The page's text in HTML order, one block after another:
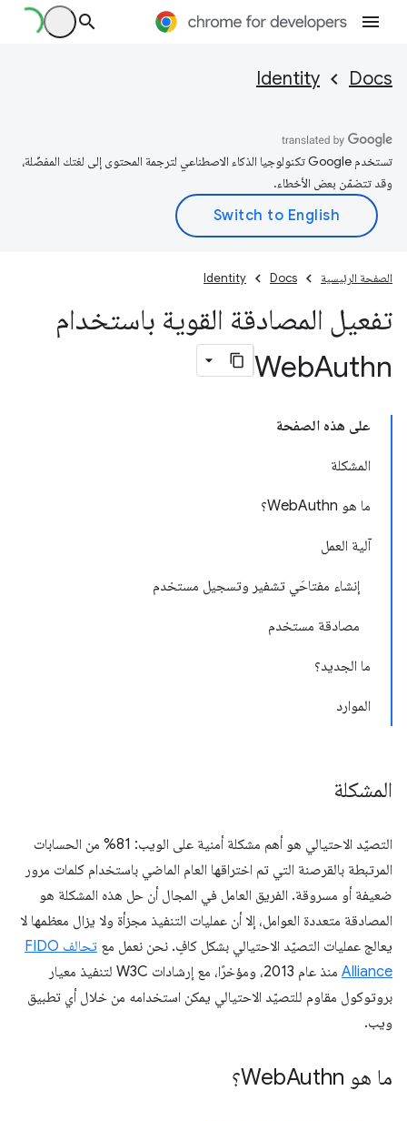
Docs
Identity
تستخدم Google تكنولوجيا الذكاء الاصطناعي لترجمة المحتوى إلى لغتك المفضّلة،
وقد تتضمّن بعض الأخطاء.
الصفحة الرئيسية Docs
Identity
تفعيل المصادقة القوية باستخدام
WebAuthn
على هذه الصفحة
المشكلة
ما هو WebAuthn؟
آلية العمل
إنشاء مفتاحَي تشفير وتسجيل مستخدم
مصادقة مستخدم
ما الجديد؟
الموارد
المشكلة
التصيّد الاحتيالي هو أهم مشكلة أمنية على الويب: 81% من الحسابات
المرتبطة بالقرصنة التي تم اختراقها العام الماضي باستخدام كلمات مرور
ضعيفة أو مسروقة. الفريق العامل في المجال أن حل هذه المشكلة هو
المصادقة متعددة العوامل، إلا أن عمليات التنفيذ مجزأة ولا يزال معظمها لا
يعالج عمليات التصيّد الاحتيالي بشكل كافٍ. نحن نعمل مع
تحالف FIDO
Alliance
منذ عام 2013، ومؤخرًا، مع إرشادات W3C لتنفيذ معيار
بروتوكول مقاوم للتصيّد الاحتيالي يمكن استخدامه من خلال أي تطبيق
ويب.
ما هو Web Authn؟